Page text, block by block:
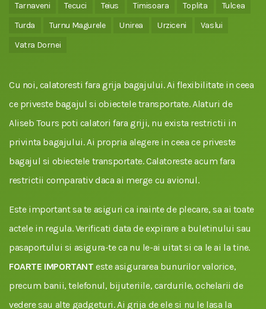
Tarnaveni
Tecuci Teius Timisoara Toplita
Tulcea
Turda
Turnu Magurele Unirea Urziceni
Vaslui
Vatra Dornei
Cu noi, calatoresti fara grija bagajului. Ai flexibilitate in ceea
ce priveste bagajul si obiectele transportate. Alaturi de
Aliseb Tours poti calatori fara griji, nu exista restrictii in
privinta bagajului. Ai propria alegere in ceea ce priveste
bagajul si obiectele transportate. Calatoreste acum fara
restrictii comparativ daca ai merge cu avionul.
Este important sa te asiguri ca inainte de plecare, sa ai toate
actele in regula. Verificati data de expirare a buletinului sau
pasaportului si asigura-te ca nu le-ai uitat si ca le ai la tine.
FOARTE IMPORTANT este asigurarea bunurilor valorice,
precum banii, telefonul, bijuteriile, cardurile, ochelarii de
vedere sau alte gadgeturi. Ai grija de ele si nu le lasa la